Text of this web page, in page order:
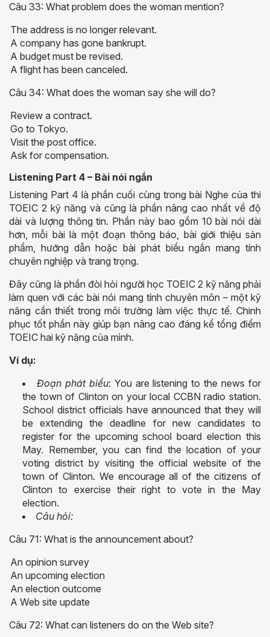
Câu 33: What problem does the woman mention?
The address is no longer relevant.
A company has gone bankrupt.
A budget must be revised.
A flight has been canceled.
Câu 34: What does the woman say she will do?
Review a contract.
Go to Tokyo.
Visit the post office.
Ask for compensation.
Listening Part 4 – Bài nói ngắn
Listening Part 4 là phần cuối cùng trong bài Nghe của thi
TOEIC 2 kỹ năng và cũng là phần nâng cao nhất về độ
dài và lượng thông tin. Phần này bao gồm 10 bài nói dài
hơn, mỗi bài là một đoạn thông báo, bài giới thiệu sản
phẩm, hướng dẫn hoặc bài phát biểu ngắn mang tính
chuyên nghiệp và trang trọng.
Đây cũng là phần đòi hỏi người học TOEIC 2 kỹ năng phải
làm quen với các bài nói mang tính chuyên môn – một kỹ
năng cần thiết trong môi trường làm việc thực tế. Chinh
phục tốt phần này giúp bạn nâng cao đáng kể tổng điểm
TOEIC hai kỹ năng của mình.
Ví dụ:
Đoạn phát biểu: You are listening to the news for
the town of Clinton on your local CCBN radio station.
School district officials have announced that they will
be extending the deadline for new candidates to
register for the upcoming school board election this
May. Remember, you can find the location of your
voting district by visiting the official website of the
town of Clinton. We encourage all of the citizens of
Clinton to exercise their right to vote in the May
election.
Câu hỏi:
Câu 71: What is the announcement about?
An opinion survey
An upcoming election
An election outcome
A Web site update
Câu 72: What can listeners do on the Web site?